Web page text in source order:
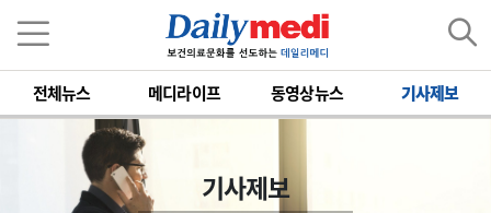
전체뉴스 메디라이프 동영상뉴스 기사제보
기사제보